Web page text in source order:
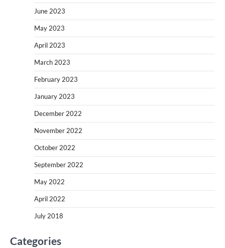
June 2023
May 2023
April 2023
March 2023
February 2023
January 2023
December 2022
November 2022
October 2022
September 2022
May 2022
April 2022
July 2018
Categories